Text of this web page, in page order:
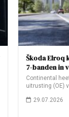
Škoda Elroq
7-banden in
Continental
uitrusting (OE)
29.07.2026